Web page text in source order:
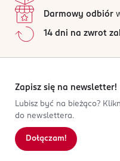
Darmowy odbiór
14 dni na zwrot
Zapisz się na newsletter!
Lubisz być na bieżąco?
do newslettera.
Dołączam!